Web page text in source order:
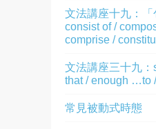
文法講座十九：「
consist of /
comprise /
文法講座三十九
that / enough …to
常見被動式時態